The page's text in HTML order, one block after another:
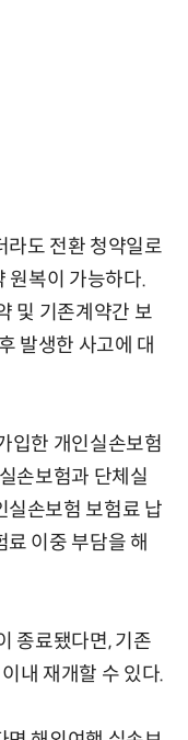
라도 전환 청약일로
원복이 가능하다.
및 기존계약간 보
발생한 사고에 대
입한 개인실손보험
손보험과 단체실
실손보험 보험료 납
이중 부담을 해
종료됐다면, 기존
내 재개할 수 있다.